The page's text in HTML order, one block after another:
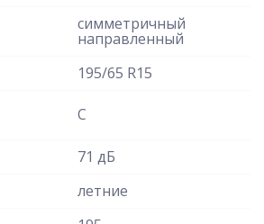
симметричный
направленный
195/65 R15
C
71 дБ
летние